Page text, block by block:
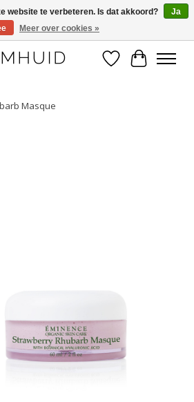
weg naar een mooie, gezonde huid.
Verlanglijst
Masque
website te verbeteren. Is dat akkoord?
Ja
Meer over cookies »